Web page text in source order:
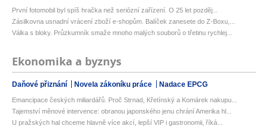
První fotomobil byl spíš hračka než seriózní zařízení. O 25 let pozděj...
Zásilkovna usnadní vrácení zboží e-shopům. Balíček zanesete do Z-Boxu,...
Válka s bloky. Průzkumník smaže mnoho malých souborů o třetinu rychlej...
Ekonomika a byznys
Daňové přiznání Novela zákoníku práce Nadace EPCG
Emancipace českých miliardářů. Proč Strnad, Křetínský a Komárek nakupu...
Tajemství měnové intervence: obranou japonského jenu chrání Amerika hl...
U pražských hal chceme hlavně více akcí, lepší VIP i gastronomii, říká...